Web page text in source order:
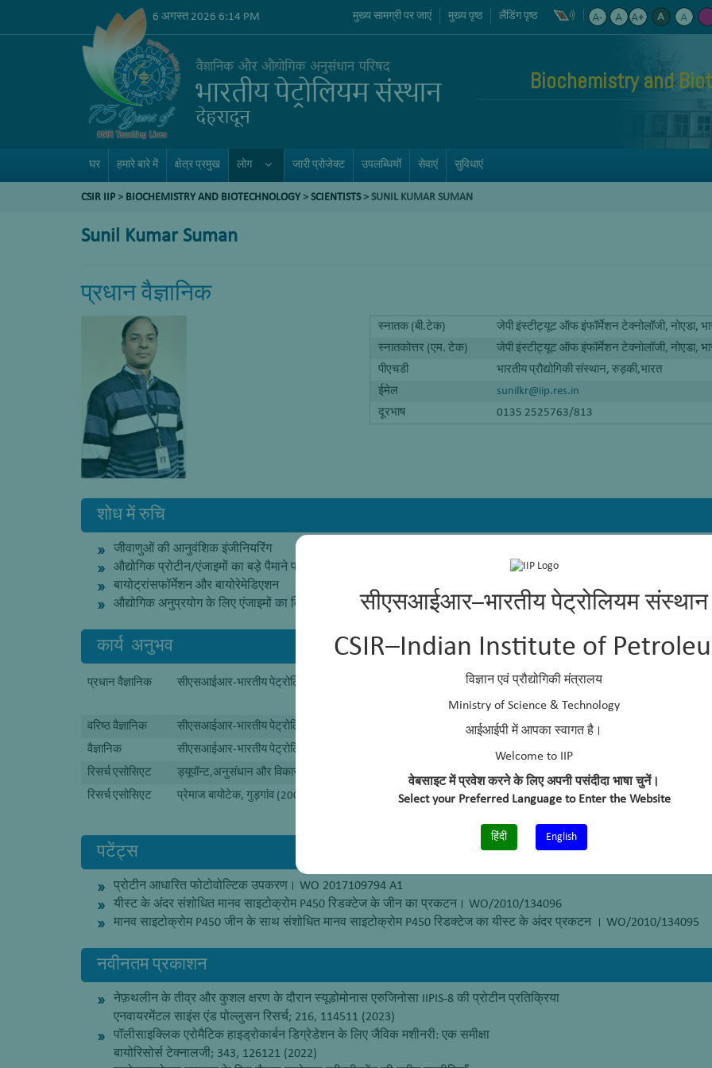
सीएसआईआर–भारतीय पेट्रोलियम संस्थान
CSIR–Indian Institute of
विज्ञान एवं प्रौद्योगिकी मंत्रालय
Ministry of Science & Technology
आईआईपी में आपका स्वागत है।
Welcome to IIP
वेबसाइट में प्रवेश करने के लिए अपनी पसंदीदा भाषा चुनें।
Select your Preferred Language to Enter the Website
हिंदी English
6 अगस्त 2026 6:14 PM मुख्य सामग्री पर जाएं मुख्य पृष्ठ लैंडिंग पृष्ठ
Biochemistry and
घर हमारे बारे में क्षेत्र प्रमुख लोग जारी प्रोजेक्ट उपलब्धियों सेवाएं सुविधाएं
CSIR IIP > BIOCHEMISTRY AND BIOTECHNOLOGY > SCIENTISTS> SUNIL KUMAR SUMAN
Sunil Kumar Suman
प्रधान वैज्ञानिक
स्नातक (बी.टेक)
जेपी इंस्टीट्यूट ऑफ इंफॉर्मेशन टेक्नोलॉजी, नोएडा,
स्नातकोत्तर (एम. टेक)
जेपी इंस्टीट्यूट ऑफ इंफॉर्मेशन टेक्नोलॉजी, नोएडा,
पीएचडी
भारतीय प्रौद्योगिकी संस्थान, रुड़की,भारत
ईमेल
sunilkr@iip.res.in
दूरभाष
0135 2525763/813
शोध में रुचि
जीवाणुओं की आनुवंशिक इंजीनियरिंग
औद्योगिक प्रोटीन/एंजाइमों का बड़े पैमाने पर उत्पादन और शुद्धिकरण
बायोट्रांसफॉर्मेशन और बायोरेमेडिएशन
औद्योगिक अनुप्रयोग के लिए एंजाइमों का विकास
कार्य अनुभव
प्रधान वैज्ञानिक सीएसआईआर-भारतीय पेट्रोलियम संस्थान, देहरादून (2020 – अब तक)
वरिष्ठ वैज्ञानिक
सीएसआईआर-भारतीय पेट्रोलियम संस्थान, देहरादून (2016 – 2020)
वैज्ञानिक
सीएसआईआर-भारतीय पेट्रोलियम संस्थान, देहरादून (2011 – 2016)
रिसर्च एसोसिएट
ड्यूपॉन्ट,अनुसंधान और विकास केंद्र, हैदराबाद (2011-2011)
रिसर्च एसोसिएट
प्रेमाज बायोटेक, गुड़गांव (2007-2011)
पटेंट्स
प्रोटीन आधारित फोटोवोल्टिक उपकरण। WO 2017109794 A1
यीस्ट के अंदर संशोधित मानव साइटोक्रोम P450 रिडक्टेज के जीन का प्रकटन। WO/2010/134096
मानव साइटोक्रोम P450 जीन के साथ संशोधित मानव साइटोक्रोम P450 रिडक्टेज का यीस्ट के अंदर प्रकटन । WO/2010/134095
नवीनतम प्रकाशन
नेफ़थलीन के तीव्र और कुशल क्षरण के दौरान स्यूडोमोनास एरुजिनोसा IIPIS-8 की प्रोटीन प्रतिक्रिया
एनवायरमेंटल साइंस एंड पोल्लुसन रिसर्च; 216, 114511 (2023)
पॉलीसाइक्लिक एरोमैटिक हाइड्रोकार्बन डिग्रेडेशन के लिए जैविक मशीनरी: एक समीक्षा
बायोरिसोर्स टेक्नालजी; 343, 126121 (2022)